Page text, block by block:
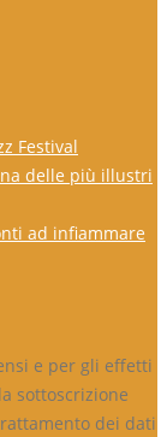
Festival
delle più illustri
ad infiammare
e per gli effetti
sottoscrizione
dei dati